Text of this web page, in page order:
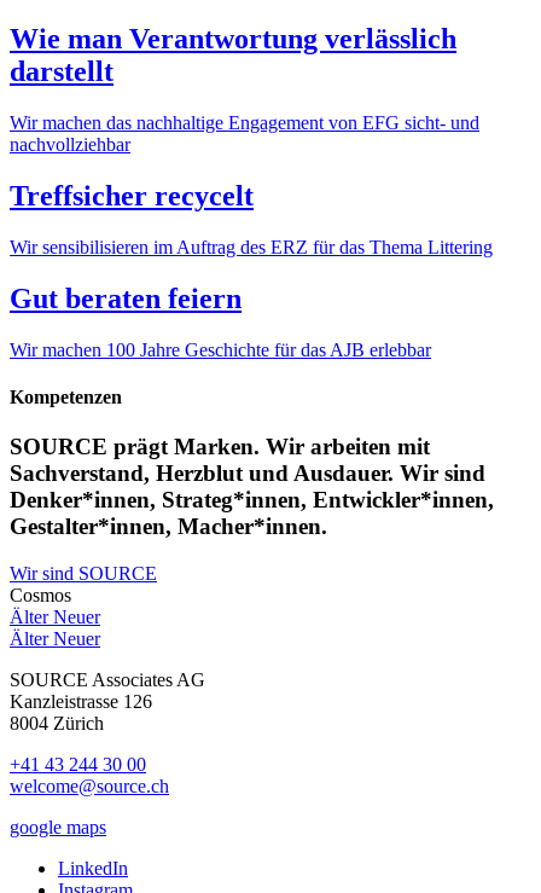
Wie man Verantwortung verlässlich
darstellt
Wir machen das nachhaltige Engagement von EFG sicht- und
nachvollziehbar
Treffsicher recycelt
Wir sensibilisieren im Auftrag des ERZ für das Thema Littering
Gut beraten feiern
Wir machen 100 Jahre Geschichte für das AJB erlebbar
Kompetenzen
SOURCE prägt Marken. Wir arbeiten mit
Sachverstand, Herzblut und Ausdauer. Wir sind
Denker*innen, Strateg*innen, Entwickler*innen,
Gestalter*innen, Macher*innen.
Wir sind SOURCE
Cosmos
ÄlterNeuer
ÄlterNeuer
SOURCE Associates AG
Kanzleistrasse 126
8004 Zürich
+41 43 244 30 00
welcome@source.ch
google maps
LinkedIn